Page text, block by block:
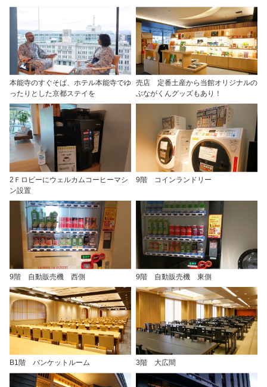
本能寺のすぐそば、ホテル本能寺でゆ
ったりとした京都ステイを
売店 定番土産から当館オリジナルの
ぶながくんグッズもあり！
2Ｆロビーにウェルカムコーヒーマシ
ン設置
9階 コインランドリー
9階 自動販売機 西側 9階 自動販売機 東側
B1階 バンケットルーム 3階 大広間